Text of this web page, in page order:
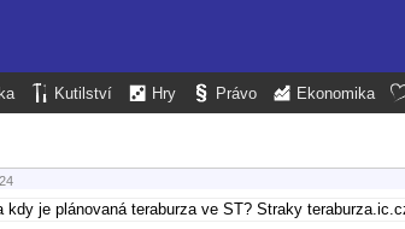
Kutilství Hry Právo Ekonomika
kdy je plánovaná teraburza ve ST? Straky